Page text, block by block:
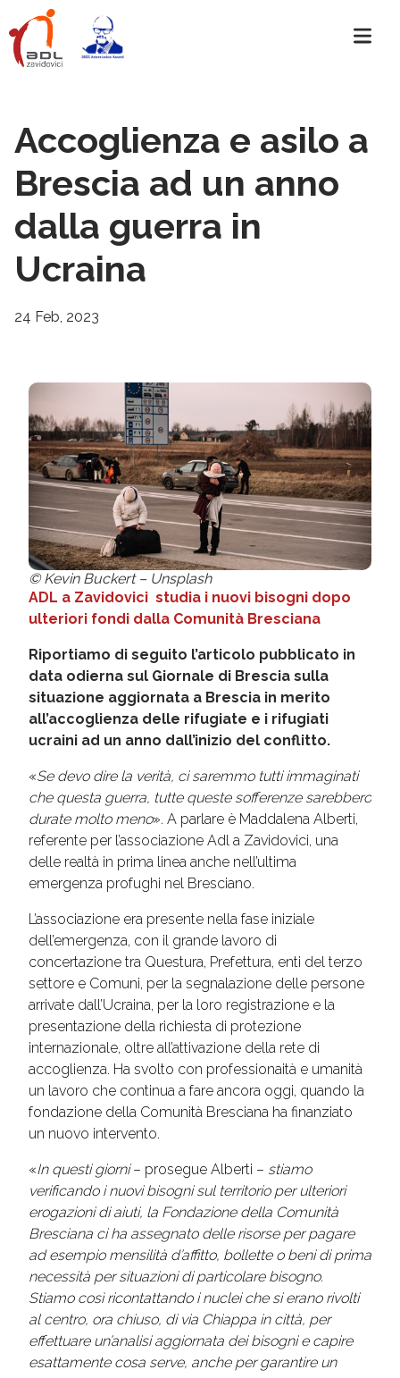
Accoglienza e asilo a
Brescia ad un anno
dalla guerra in
Ucraina
24 Feb, 2023
© Kevin Buckert – Unsplash
ADL a Zavidovici studia i nuovi bisogni dopo
ulteriori fondi dalla Comunità Bresciana
Riportiamo di seguito l’articolo pubblicato in
data odierna sul Giornale di Brescia sulla
situazione aggiornata a Brescia in merito
all’accoglienza delle rifugiate e i rifugiati
ucraini ad un anno dall’inizio del conflitto.
«Se devo dire la verità, ci saremmo tutti immaginati
che questa guerra, tutte queste sofferenze sarebbero
durate molto meno». A parlare è Maddalena Alberti,
referente per l’associazione Adl a Zavidovici, una
delle realtà in prima linea anche nell’ultima
emergenza profughi nel Bresciano.
L’associazione era presente nella fase iniziale
dell’emergenza, con il grande lavoro di
concertazione tra Questura, Prefettura, enti del terzo
settore e Comuni, per la segnalazione delle persone
arrivate dall’Ucraina, per la loro registrazione e la
presentazione della richiesta di protezione
internazionale, oltre all’attivazione della rete di
accoglienza. Ha svolto con professionaità e umanità
un lavoro che continua a fare ancora oggi, quando la
fondazione della Comunità Bresciana ha finanziato
un nuovo intervento.
«In questi giorni– prosegue Alberti – stiamo
verificando i nuovi bisogni sul territorio per ulteriori
erogazioni di aiuti, la Fondazione della Comunità
Bresciana ci ha assegnato delle risorse per pagare
ad esempio mensilità d’affitto, bollette o beni di prima
necessità per situazioni di particolare bisogno.
Stiamo così ricontattando i nuclei che si erano rivolti
al centro, ora chiuso, di via Chiappa in città, per
effettuare un’analisi aggiornata dei bisogni e capire
esattamente cosa serve, anche per garantire un